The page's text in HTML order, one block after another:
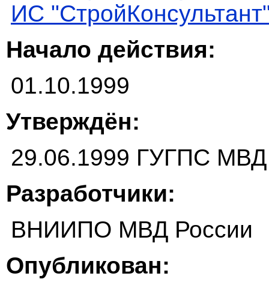
ИС
Начало действия:
01.10.1999
Утверждён:
29.06.1999 ГУГПС МВД
Разработчики:
ВНИИПО МВД России
Опубликован: